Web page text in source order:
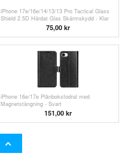
iPhone 17e/16e/14/13/13 Pro Tactical Glass
Shield 2.5D Härdat Glas Skärmskydd - Klar
75,00 kr
iPhone 16e/17e Plånboksfodral med
Magnetstängning - Svart
151,00 kr